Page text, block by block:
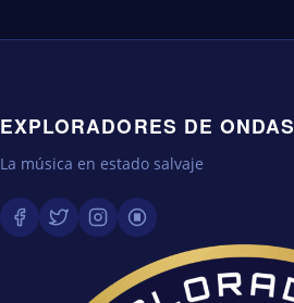
EXPLORADORES DE ONDAS
La música en estado salvaje